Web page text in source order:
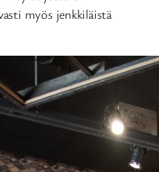
myös jenkkiläistä